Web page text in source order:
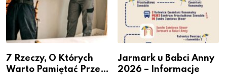
7 Rzeczy, O Których
Warto Pamiętać Przed
Jarmark u Babci Anny
2026 – Informacje